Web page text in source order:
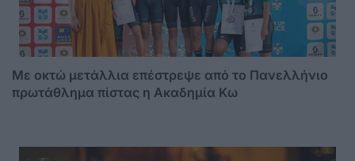
Με οκτώ μετάλλια επέστρεψε από το Πανελλήνιο
πρωτάθλημα πίστας η Ακαδημία Κω